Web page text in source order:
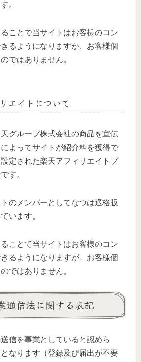
。
ことで当サイトはお客様のコン
るようになりますが、お客様個
ではありません。
エイトについて
グループ株式会社の商品を宣伝
よってサイトが紹介料を獲得で
定された楽天アフィリエイトプ
す。
のメンバーとしてなつは適格販
います。
ことで当サイトはお客様のコン
るようになりますが、お客様個
ではありません。
通信法に関する表記
信を事業としていると認めら
なります（登録及び届出が不要